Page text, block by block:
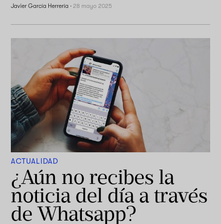
Javier García Herrería ·28 mayo 2025
ACTUALIDAD
¿Aún no recibes la
noticia del día a través
de Whatsapp?